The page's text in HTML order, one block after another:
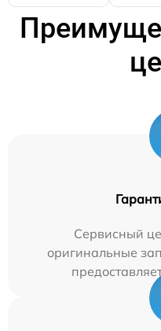
Сервисный
оригинальные